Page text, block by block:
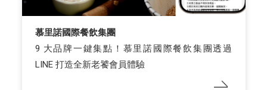
慕里諾國際餐飲集團
9 大品牌一鍵集點！慕里諾國際餐飲集團透過
LINE 打造全新老饕會員體驗